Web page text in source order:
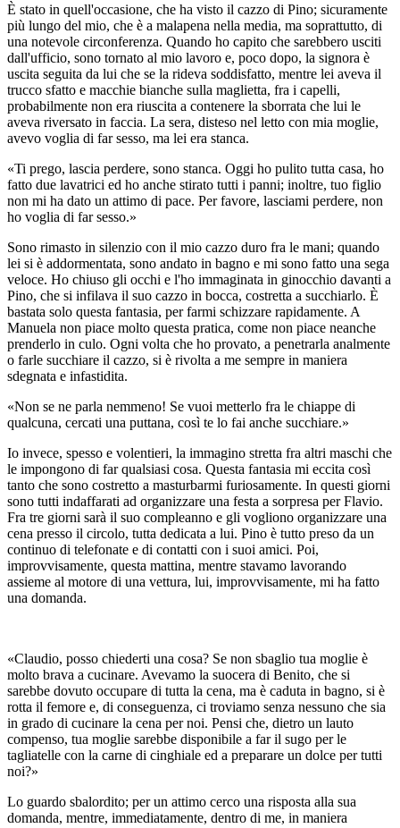
È stato in quell'occasione, che ha visto il cazzo di Pino; sicuramente
più lungo del mio, che è a malapena nella media, ma soprattutto, di
una notevole circonferenza. Quando ho capito che sarebbero usciti
dall'ufficio, sono tornato al mio lavoro e, poco dopo, la signora è
uscita seguita da lui che se la rideva soddisfatto, mentre lei aveva il
trucco sfatto e macchie bianche sulla maglietta, fra i capelli,
probabilmente non era riuscita a contenere la sborrata che lui le
aveva riversato in faccia. La sera, disteso nel letto con mia moglie,
avevo voglia di far sesso, ma lei era stanca.
«Ti prego, lascia perdere, sono stanca. Oggi ho pulito tutta casa, ho
fatto due lavatrici ed ho anche stirato tutti i panni; inoltre, tuo figlio
non mi ha dato un attimo di pace. Per favore, lasciami perdere, non
ho voglia di far sesso.»
Sono rimasto in silenzio con il mio cazzo duro fra le mani; quando
lei si è addormentata, sono andato in bagno e mi sono fatto una sega
veloce. Ho chiuso gli occhi e l'ho immaginata in ginocchio davanti a
Pino, che si infilava il suo cazzo in bocca, costretta a succhiarlo. È
bastata solo questa fantasia, per farmi schizzare rapidamente. A
Manuela non piace molto questa pratica, come non piace neanche
prenderlo in culo. Ogni volta che ho provato, a penetrarla analmente
o farle succhiare il cazzo, si è rivolta a me sempre in maniera
sdegnata e infastidita.
«Non se ne parla nemmeno! Se vuoi metterlo fra le chiappe di
qualcuna, cercati una puttana, così te lo fai anche succhiare.»
Io invece, spesso e volentieri, la immagino stretta fra altri maschi che
le impongono di far qualsiasi cosa. Questa fantasia mi eccita così
tanto che sono costretto a masturbarmi furiosamente. In questi giorni
sono tutti indaffarati ad organizzare una festa a sorpresa per Flavio.
Fra tre giorni sarà il suo compleanno e gli vogliono organizzare una
cena presso il circolo, tutta dedicata a lui. Pino è tutto preso da un
continuo di telefonate e di contatti con i suoi amici. Poi,
improvvisamente, questa mattina, mentre stavamo lavorando
assieme al motore di una vettura, lui, improvvisamente, mi ha fatto
una domanda.
«Claudio, posso chiederti una cosa? Se non sbaglio tua moglie è
molto brava a cucinare. Avevamo la suocera di Benito, che si
sarebbe dovuto occupare di tutta la cena, ma è caduta in bagno, si è
rotta il femore e, di conseguenza, ci troviamo senza nessuno che sia
in grado di cucinare la cena per noi. Pensi che, dietro un lauto
compenso, tua moglie sarebbe disponibile a far il sugo per le
tagliatelle con la carne di cinghiale ed a preparare un dolce per tutti
noi?»
Lo guardo sbalordito; per un attimo cerco una risposta alla sua
domanda, mentre, immediatamente, dentro di me, in maniera